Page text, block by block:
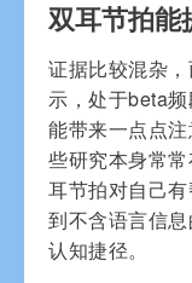
双耳节拍能
证据比较混杂
示，处于beta
能带来一点点
些研究本身常
耳节拍对自己
到不含语言信
认知捷径。